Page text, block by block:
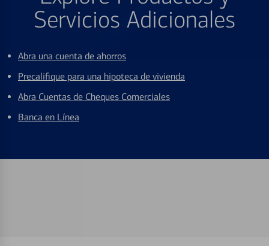
Servicios Adicionales
Abra una cuenta de ahorros
Precalifique para una hipoteca de vivienda
Abra Cuentas de Cheques Comerciales
Banca en Línea